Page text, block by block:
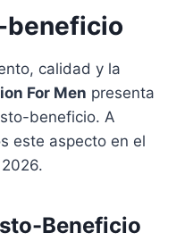
beneficio
calidad y la
For Men presenta
beneficio. A
este aspecto en el
Beneficio